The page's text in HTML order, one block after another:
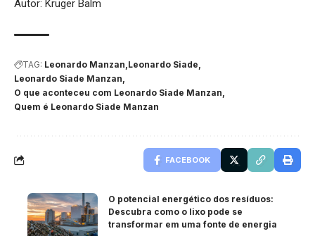
Autor: Krüger Balm
TAG: Leonardo Manzan Leonardo Siade
Leonardo Siade Manzan
O que aconteceu com Leonardo Siade Manzan
Quem é Leonardo Siade Manzan
FACEBOOK
O potencial energético dos resíduos:
Descubra como o lixo pode se
transformar em uma fonte de energia